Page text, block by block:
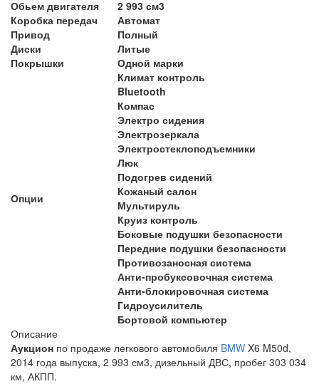
Обьем двигателя
2 993 см3
Коробка передач
Автомат
Привод
Полный
Диски
Литые
Покрышки
Одной марки
Опции
Климат контроль
Bluetooth
Компас
Электро сидения
Электрозеркала
Электростеклоподъемники
Люк
Подогрев сидений
Кожаный салон
Мультируль
Круиз контроль
Боковые подушки безопасности
Передние подушки безопасности
Противозаносная система
Анти-пробуксовочная система
Анти-блокировочная система
Гидроусилитель
Бортовой компьютер
Описание
Аукцион по продаже легкового автомобиля BMW X6 M50d,
2014 года выпуска, 2 993 см3, дизельный ДВС, пробег 303 034
км, АКПП.